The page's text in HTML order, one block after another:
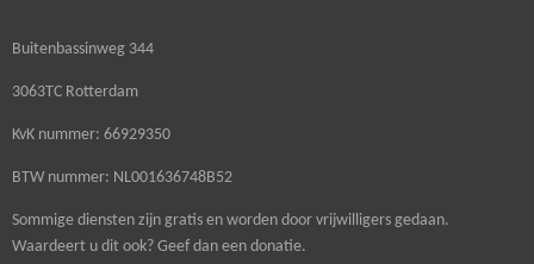
Buitenbassinweg 344
3063TC Rotterdam
KvK nummer: 66929350
BTW nummer: NL001636748B52
Sommige diensten zijn gratis en worden door vrijwilligers gedaan.
Waardeert u dit ook? Geef dan een donatie.